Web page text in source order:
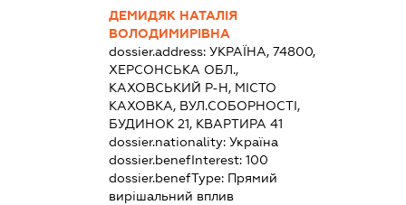
ДЕМИДЯК НАТАЛІЯ
ВОЛОДИМИРІВНА
dossier.address: УКРАЇНА, 74800,
ХЕРСОНСЬКА ОБЛ.,
КАХОВСЬКИЙ Р-Н, МІСТО
КАХОВКА, ВУЛ.СОБОРНОСТІ,
БУДИНОК 21, КВАРТИРА 41
dossier.nationality: Україна
dossier.benefInterest: 100
dossier.benefType: Прямий
вирішальний вплив